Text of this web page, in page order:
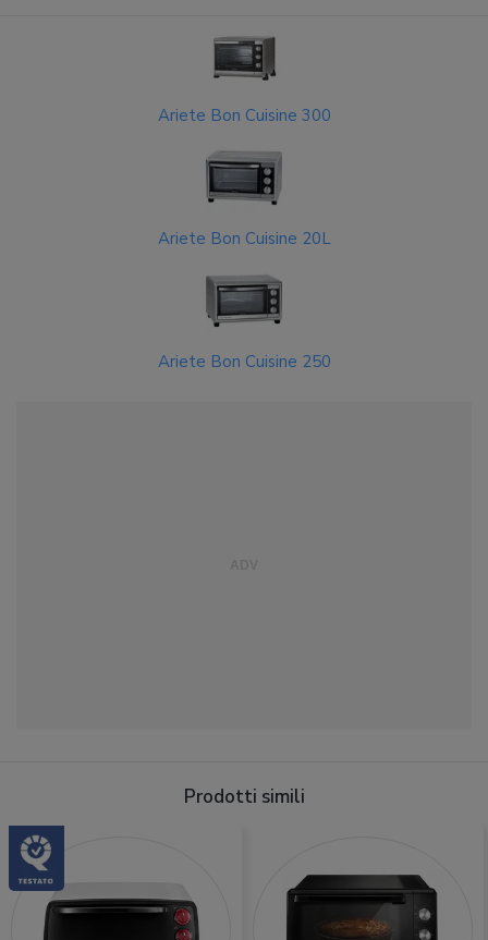
Ariete Bon Cuisine 300
Ariete Bon Cuisine 20L
Ariete Bon Cuisine 250
Prodotti simili